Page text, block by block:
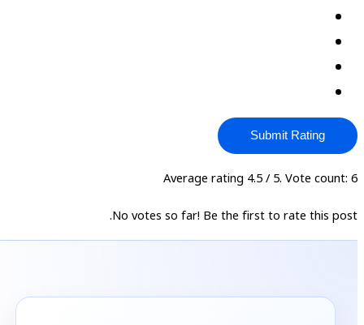
Submit Rating
Average rating4.5/ 5. Vote count:
No votes so far! Be the first to rate this post.